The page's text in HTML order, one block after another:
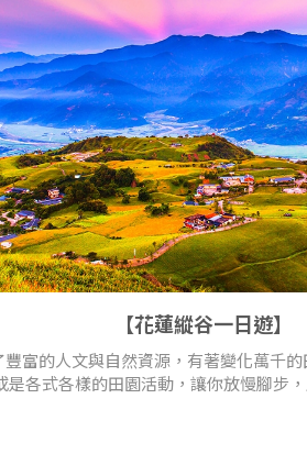
【花蓮縱谷一日遊】
富的人文與自然資源，有著變化萬千
是各式各樣的田園活動，讓你放慢腳步